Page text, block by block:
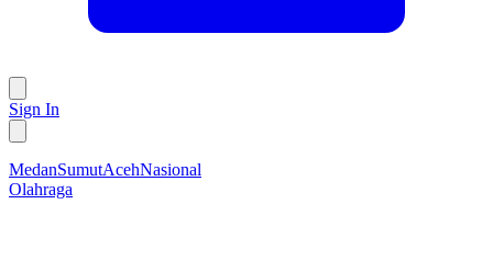
Sign In
MedanSumutAcehNasional
Olahraga